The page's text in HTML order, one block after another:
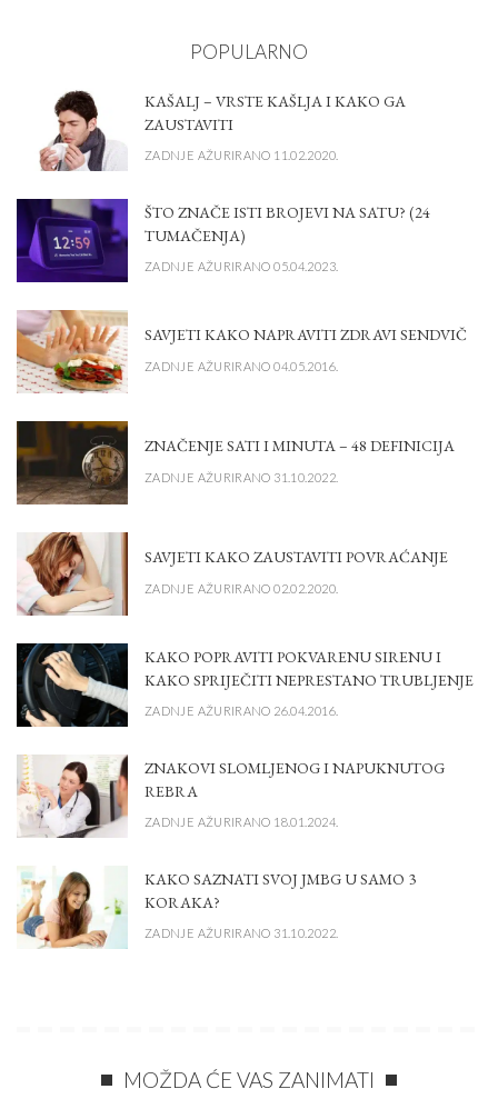
POPULARNO
KAŠALJ – VRSTE KAŠLJA I KAKO GA
ZAUSTAVITI
ZADNJE AŽURIRANO 11.02.2020.
ŠTO ZNAČE ISTI BROJEVI NA SATU? (24
TUMAČENJA)
ZADNJE AŽURIRANO 05.04.2023.
SAVJETI KAKO NAPRAVITI ZDRAVI SENDVIČ
ZADNJE AŽURIRANO 04.05.2016.
ZNAČENJE SATI I MINUTA – 48 DEFINICIJA
ZADNJE AŽURIRANO 31.10.2022.
SAVJETI KAKO ZAUSTAVITI POVRAĆANJE
ZADNJE AŽURIRANO 02.02.2020.
KAKO POPRAVITI POKVARENU SIRENU I
KAKO SPRIJEČITI NEPRESTANO TRUBLJENJE
ZADNJE AŽURIRANO 26.04.2016.
ZNAKOVI SLOMLJENOG I NAPUKNUTOG
REBRA
ZADNJE AŽURIRANO 18.01.2024.
KAKO SAZNATI SVOJ JMBG U SAMO 3
KORAKA?
ZADNJE AŽURIRANO 31.10.2022.
MOŽDA ĆE VAS ZANIMATI